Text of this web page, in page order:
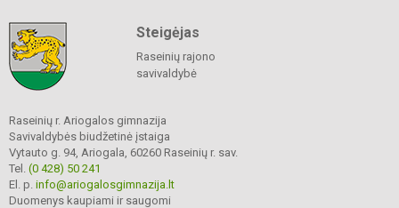
Steigėjas
Raseinių rajono
savivaldybė
Raseinių r. Ariogalos gimnazija
Savivaldybės biudžetinė įstaiga
Vytauto g. 94, Ariogala, 60260 Raseinių r. sav.
Tel. (0 428) 50 241
El. p. info@ariogalosgimnazija.lt
Duomenys kaupiami ir saugomi